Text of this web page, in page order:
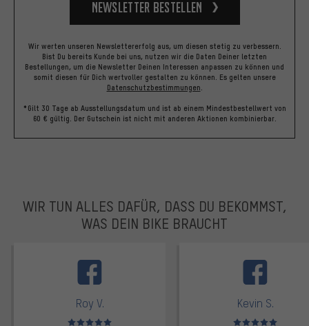
Newsletter bestellen
Wir werten unseren Newslettererfolg aus, um diesen stetig zu verbessern.
Bist Du bereits Kunde bei uns, nutzen wir die Daten Deiner letzten
Bestellungen, um die Newsletter Deinen Interessen anpassen zu können und
somit diesen für Dich wertvoller gestalten zu können. Es gelten unsere
Datenschutzbestimmungen.
*Gilt 30 Tage ab Ausstellungsdatum und ist ab einem Mindestbestellwert von
60 € gültig. Der Gutschein ist nicht mit anderen Aktionen kombinierbar.
WIR TUN ALLES DAFÜR, DASS DU BEKOMMST,
WAS DEIN BIKE BRAUCHT
Roy V.
Bewertungen: 5 von 5
Kevin S.
Bewertungen: 5 von 5